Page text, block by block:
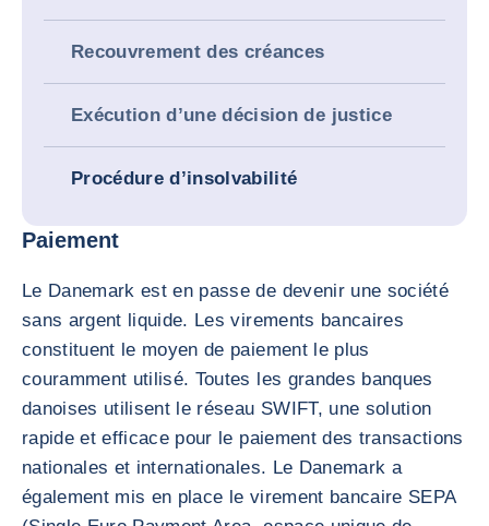
Recouvrement des créances
Exécution d’une décision de justice
Procédure d’insolvabilité
Paiement
Le Danemark est en passe de devenir une société
sans argent liquide. Les virements bancaires
constituent le moyen de paiement le plus
couramment utilisé. Toutes les grandes banques
danoises utilisent le réseau SWIFT, une solution
rapide et efficace pour le paiement des transactions
nationales et internationales. Le Danemark a
également mis en place le virement bancaire SEPA